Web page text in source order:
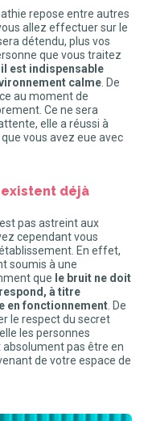
repose entre autres
allez effectuer sur le
détendu, plus vos
que vous traitez
il est indispensable
calme . De
au moment de
Ce ne sera
elle a réussi à
vous avez eue avec
déjà
pas astreint aux
cependant vous
En effet,
soumis à une
que le bruit ne doit
à titre
en fonctionnement . De
le respect du secret
les personnes
pas être en
de votre espace de